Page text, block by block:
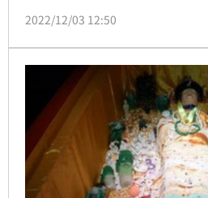
家而言，發現古墓並不是一件稀
女童，在進一步研究確定身份
心，大罵不止！（記者唐家興）
2022/12/03 12:50